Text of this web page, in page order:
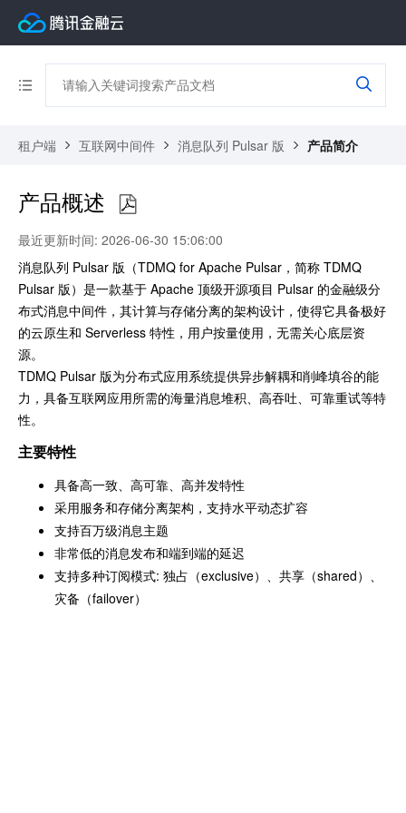
租户端 互联网中间件 消息队列 Pulsar 版 产品简介
产品概述
最近更新时间: 2026-06-30 15:06:00
消息队列 Pulsar 版（TDMQ for Apache Pulsar，简称 TDMQ
Pulsar 版）是一款基于 Apache 顶级开源项目 Pulsar 的金融级分
布式消息中间件，其计算与存储分离的架构设计，使得它具备极好
的云原生和 Serverless 特性，用户按量使用，无需关心底层资
源。
TDMQ Pulsar 版为分布式应用系统提供异步解耦和削峰填谷的能
力，具备互联网应用所需的海量消息堆积、高吞吐、可靠重试等特
性。
主要特性
具备高一致、高可靠、高并发特性
采用服务和存储分离架构，支持水平动态扩容
支持百万级消息主题
非常低的消息发布和端到端的延迟
支持多种订阅模式: 独占（exclusive）、共享（shared）、
灾备（failover）